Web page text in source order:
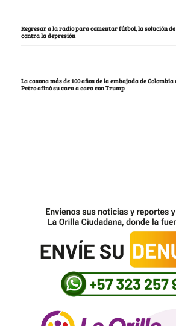
Regresar a la radio para comentar fútbol, la solución
contra la depresión
La casona más de 100 años de la embajada de
Petro afinó su cara a cara con Trump